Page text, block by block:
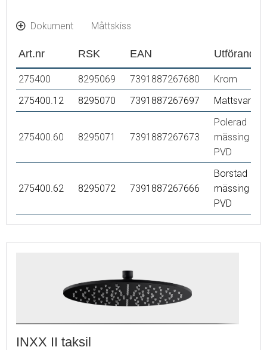
(PVD) (PVD)
Dokument Måttskiss
Art.nr RSK EAN Utförande
275400 8295069 7391887267680
Krom
275400.12
8295070 7391887267697 Mattsvart
275400.60 8295071 7391887267673
Polerad
mässing
PVD
275400.62 8295072 7391887267666
Borstad
mässing
PVD
INXX II taksil